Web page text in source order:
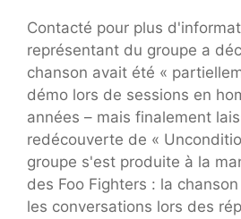
Contacté pour plus
représentant du groupe a
chanson avait été «
démo lors de sessions en
années – mais finalement
redécouverte de «
groupe s'est produite à la
des Foo Fighters : la
les conversations lors des